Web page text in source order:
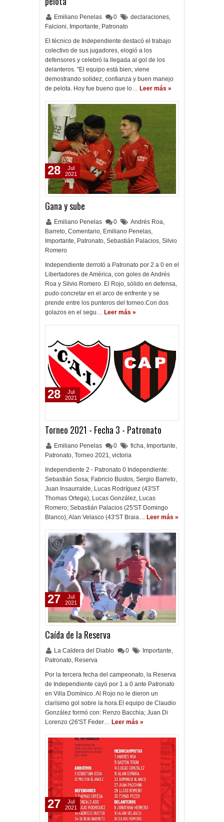
Emiliano Penelas 0 declaraciones,
Falcioni, Importante, Patronato
El técnico de Independiente destacó el trabajo
colectivo de sus jugadores, elogió a los
defensores y celebró la llegada al gol de los
delanteros. "El equipo está bien, viene
demostrando solidez, confianza y buen manejo
de pelota. Hoy fue bueno que lo… Leer más »
Gana y sube
Emiliano Penelas 0 Andrés Roa,
Barreto, Comentario, Emiliano Penelas,
Importante, Patronato, Sebastián Palacios, Silvio
Romero
Independiente derrotó a Patronato por 2 a 0 en el
Libertadores de América, con goles de Andrés
Roa y Silvio Romero. El Rojo, sólido en defensa,
pudo concretar en el arco de enfrente y se
prende entre los punteros del torneo.Con dos
golazos en el segu… Leer más »
28
Jul
2021
Torneo 2021 - Fecha 3 - Patronato
Emiliano Penelas 0 ficha, Importante,
Patronato, Torneo 2021, victoria
Independiente 2 - Patronato 0 Independiente:
Sebastián Sosa; Fabricio Bustos, Sergio Barreto,
Juan Insaurralde, Lucas Rodríguez (43'ST
Thomas Ortega); Lucas González, Lucas
Romero; Sebastián Palacios (25'ST Domingo
Blanco), Alan Velasco (43'ST Braia… Leer más »
28
Jul
2021
Caída de la Reserva
La Caldera del Diablo 0 Importante,
Patronato, Reserva
Por la tercera fecha del campeonato, la Reserva
de Independiente cayó por 1 a 0 ante Patronato
en Villa Domínico. Al Rojo no le dieron un
clarísimo gol sobre la hora.El equipo de Claudio
González formó con: Renzo Bacchia; Juan Di
Lorenzo (26'ST Feder… Leer más »
27
Jul
2021
27
Jul
2021